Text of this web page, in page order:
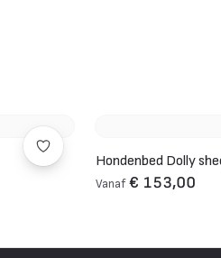
Hondenbed Dolly
Vanaf € 153,00